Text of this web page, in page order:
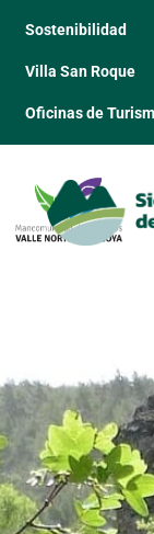
Sostenibilidad
Villa San Roque
Oficinas de
en